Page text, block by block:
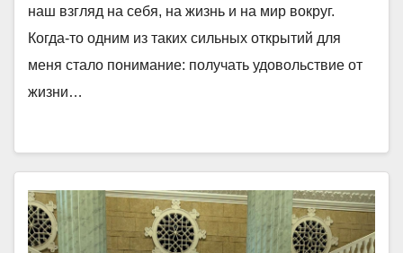
наш взгляд на себя, на жизнь и на мир вокруг.
Когда-то одним из таких сильных открытий для
меня стало понимание: получать удовольствие от
жизни…